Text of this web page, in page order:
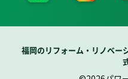
福岡のリフォーム・リノベー